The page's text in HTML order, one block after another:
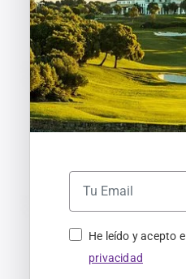
He leído y acepto el
privacidad